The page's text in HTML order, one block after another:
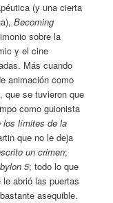
(y una cierta
Becoming
sobre la
y el cine
Más cuando
animación como
, que se tuvieron que
como guionista
los límites de la
que no le deja
un crimen;
5; todo lo que
le abrió las puertas
asequible.